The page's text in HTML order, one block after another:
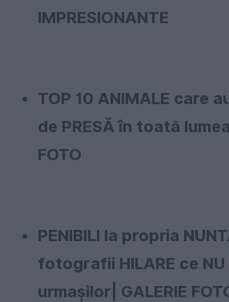
IMPRESIONANTE
TOP 10 ANIMALE care
de PRESĂ în toată
FOTO
PENIBILI la propria
fotografii HILARE ce
urmaşilor| GALERIE